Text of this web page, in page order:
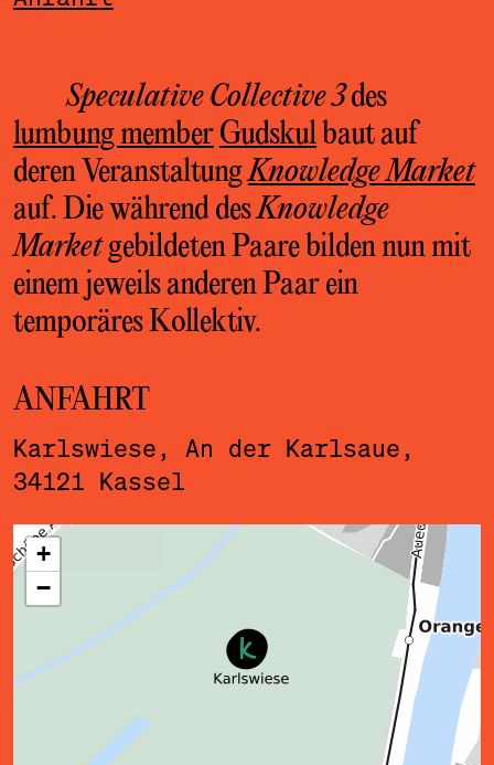
Speculative Collective 3des
lumbung memberGudskulbaut auf
deren VeranstaltungKnowledge Market
auf. Die während desKnowledge
Marketgebildeten Paare bilden nun mit
einem jeweils anderen Paar ein
temporäres Kollektiv.
ANFAHRT
Karlswiese, An der Karlsaue,
34121 Kassel
ˇ